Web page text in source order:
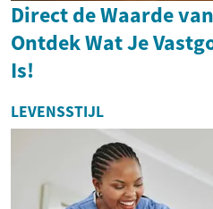
Direct de Waarde
Ontdek Wat Je
Is!
LEVENSSTIJL